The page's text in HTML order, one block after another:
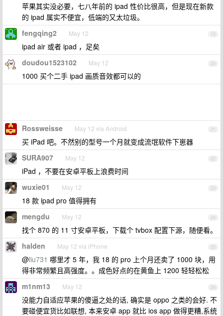
苹果其实没必要，七八年前的 ipad 性价比很高，但是现在新款
的 ipad 属实不便宜，低端的又太垃圾。
19
fengqing2 May 12
ipad air 或者 ipad ，足矣
20
doudou1523102 May 12
1000 买个二手 ipad 画质音效都可以的
21
Rossweisse May 12 via Android
买 iPad 吧。不然别的型号一个月就变成流氓软件下崽器
22
SURA907 May 12
iPad ，不要在安卓平板上浪费时间
23
wuxie01 May 12
18 款 ipad pro 值得拥有
24
mengdu May 12
找个 870 的 11 寸安卓平板，下载个 tvbox 配置下源，随便看。
25
halden May 12 via iPhone
@liu731 哪里才 5 年，我 18 的 pro 上个月还卖了 1000 块，用
得非常频繁且高强度。。成色好点的在黄鱼上 1200 轻轻松松
26
m1nm13 May 12
没能力自适应苹果的傻逼之处的话, 确实是 oppo 之类的会好. 不
要碰便宜货比如联想, 本来安卓 app 就比 ios app 做得更糟,系统